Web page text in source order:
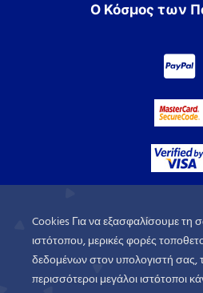
Ο Κόσμος των
Cookies Για να εξασφαλίσουμε τη
ιστότοπου, μερικές φορές
δεδομένων στον υπολογιστή σας,
περισσότεροι μεγάλοι ιστότοποι